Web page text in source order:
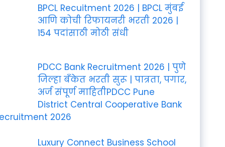
BPCL Recuitment 2026 | BPCL मुंबई
आणि कोची रिफायनरी भरती 2026 |
154 पदांसाठी मोठी संधी
PDCC Bank Recruitment 2026 | पुणे
जिल्हा बँकेत भरती सुरू | पात्रता, पगार,
अर्ज संपूर्ण माहितीPDCC Pune
District Central Cooperative Bank
2026
Luxury Connect Business School